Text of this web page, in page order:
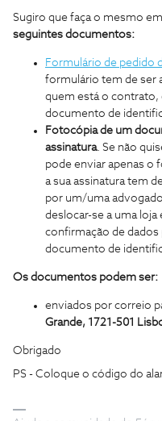
Sugiro que faça o mesmo
seguintes documentos:
Formulário de pedido
formulário tem de ser
quem está o contrato,
documento de
Fotocópia de um
assinatura. Se não
pode enviar apenas o
a sua assinatura tem
por um/uma
deslocar-se a uma
confirmação de dados
documento de
Os documentos podem ser:
enviados por correio
Grande, 1721-501
Obrigado
PS - Coloque o código do